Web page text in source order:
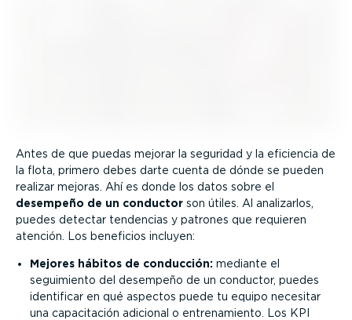
Antes de que puedas mejorar la seguridad y la eficiencia de
la flota, primero debes darte cuenta de dónde se pueden
realizar mejoras. Ahí es donde los datos sobre el
desempeño de un conductor son útiles. Al analizarlos,
puedes detectar tendencias y patrones que requieren
atención. Los beneficios incluyen:
Mejores hábitos de conducción:mediante el
seguimiento del desempeño de un conductor, puedes
identificar en qué aspectos puede tu equipo necesitar
una capaci­tación adicional o entre­na­miento. Los KPI